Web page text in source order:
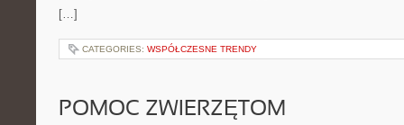
[…]
CATEGORIES: WSPÓŁCZESNE TRENDY
POMOC ZWIERZĘTOM